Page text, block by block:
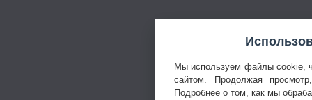
Мы используем файлы cookie,
сайтом. Продолжая
Подробнее о том, как мы